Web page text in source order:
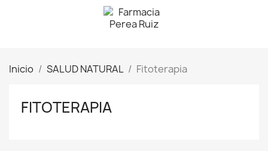
Inicio SALUD NATURAL Fitoterapia
FITOTERAPIA